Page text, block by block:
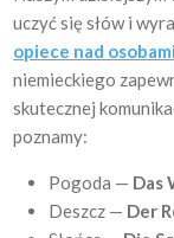
uczyć się słów i
opiece nad
niemieckiego
skutecznej
poznamy:
Pogoda — Das
Deszcz — Der